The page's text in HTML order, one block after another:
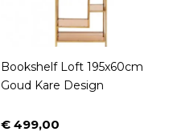
Bookshelf Loft 195x60cm
Goud Kare Design
Prijs
€ 499,00